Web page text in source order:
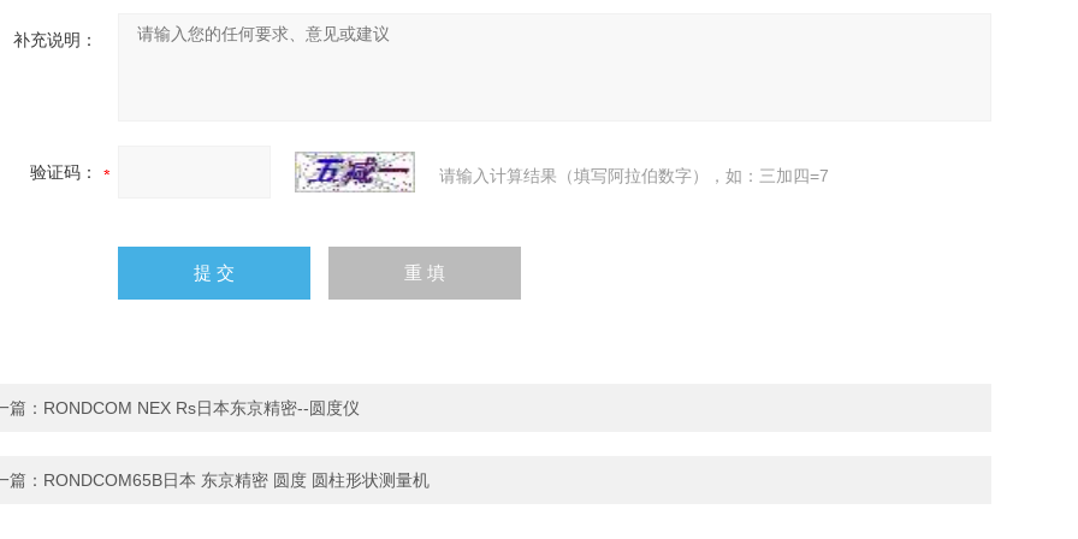
补充说明：
验证码： 请输入计算结果（填写阿拉伯数字），如：三加四=7
篇： RONDCOM NEX Rs日本东京精密--圆度仪
篇： RONDCOM65B日本 东京精密 圆度 圆柱形状测量机